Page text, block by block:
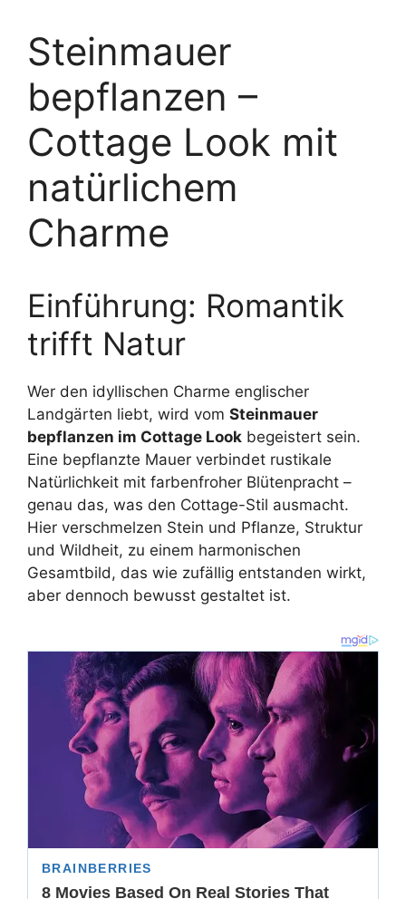
Steinmauer
bepflanzen –
Cottage Look mit
natürlichem
Charme
Einführung: Romantik
trifft Natur
Wer den idyllischen Charme englischer
Landgärten liebt, wird vom Steinmauer
bepflanzen im Cottage Look begeistert sein.
Eine bepflanzte Mauer verbindet rustikale
Natürlichkeit mit farbenfroher Blütenpracht –
genau das, was den Cottage-Stil ausmacht.
Hier verschmelzen Stein und Pflanze, Struktur
und Wildheit, zu einem harmonischen
Gesamtbild, das wie zufällig entstanden wirkt,
aber dennoch bewusst gestaltet ist.